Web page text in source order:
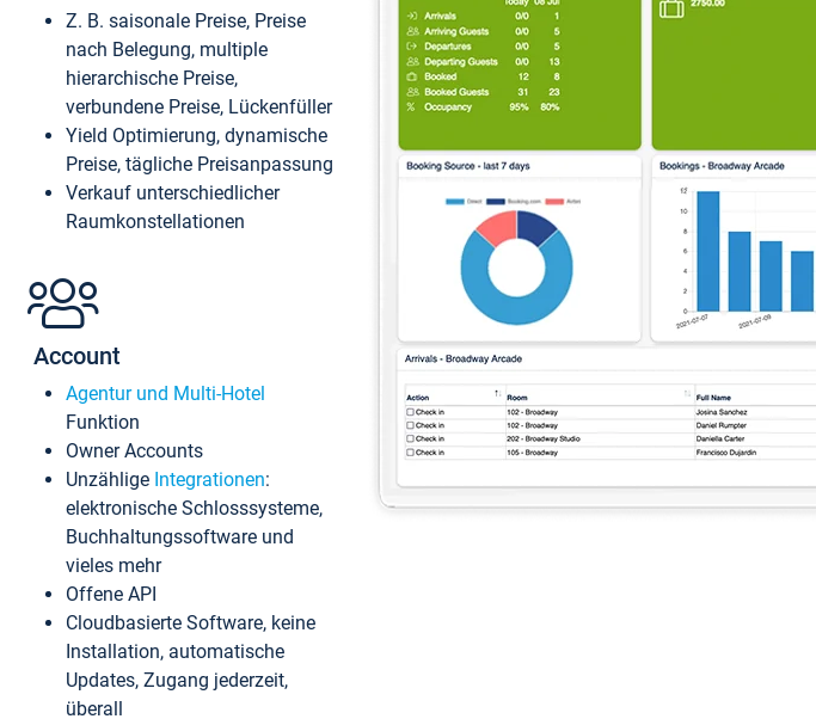
Z. B. saisonale Preise, Preise
nach Belegung, multiple
hierarchische Preise,
verbundene Preise, Lückenfüller
Yield Optimierung, dynamische
Preise, tägliche Preisanpassung
Verkauf unterschiedlicher
Raumkonstellationen
Account
Agentur und Multi-Hotel
Funktion
Owner Accounts
Unzählige Integrationen:
elektronische Schlosssysteme,
Buchhaltungssoftware und
vieles mehr
Offene API
Cloudbasierte Software, keine
Installation, automatische
Updates, Zugang jederzeit,
überall